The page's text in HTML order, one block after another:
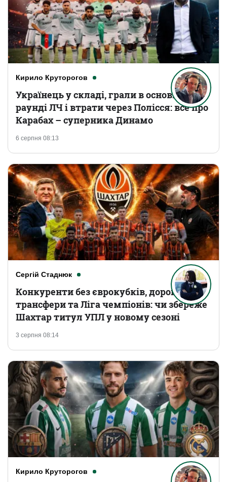
Кирило Круторогов
6 серпня 08:13
Українець у складі, грали в основному
раунді ЛЧ і втрати через Полісся: все про
Карабах – суперника Динамо
Сергій Стаднюк
3 серпня 08:14
Конкуренти без єврокубків, дорогі
трансфери та Ліга чемпіонів: чи збереже
Шахтар титул УПЛ у новому сезоні
Кирило Круторогов